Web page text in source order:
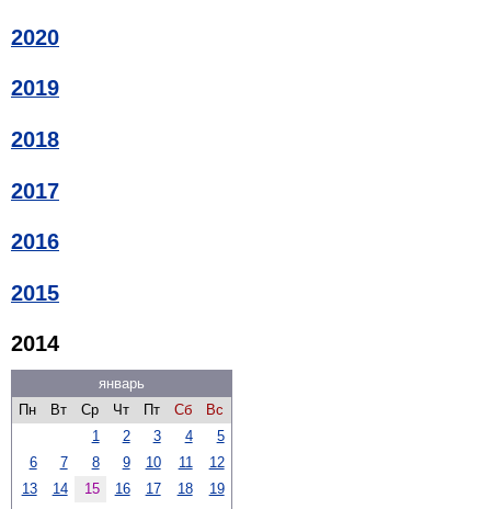
2020
2019
2018
2017
2016
2015
2014
январь
Пн
Вт Ср Чт Пт Сб
Вс
1
2 3 4
5
6
7 8 9 10 11
12
13
14 15 16 17 18
19